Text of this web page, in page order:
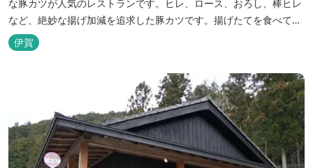
な豚カツが人気のレストランです。ヒレ、ロース、おろし、棒ヒレ
など、絶妙な揚げ加減を追求した豚カツです。揚げたてを食べてい
ただくために、注文後じっくり揚げてお出ししています。 ★手作
りのお蕎麦をお楽しみいただけます！ お蕎麦は毎日お店で打ってつ
くっております。北海道や三重のそば粉を使用してつくる、喉ごし
伊賀